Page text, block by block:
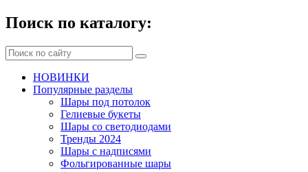
Поиск по каталогу:
НОВИНКИ
Популярные разделы
Шары под потолок
Гелиевые букеты
Шары со светодиодами
Тренды 2024
Шары с надписями
Фольгированные шары